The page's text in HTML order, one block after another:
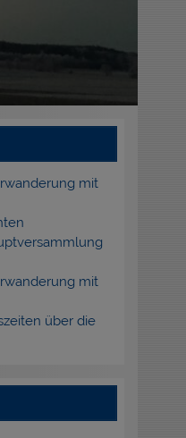
mit
mit
über die